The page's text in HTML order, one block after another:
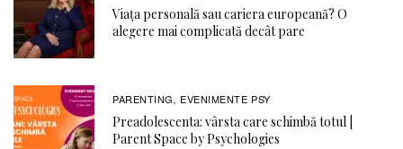
Viața personală sau cariera europeană? O
alegere mai complicată decât pare
PARENTING, EVENIMENTE PSY
Preadolescenta: vârsta care schimbă totul |
Parent Space by Psychologies